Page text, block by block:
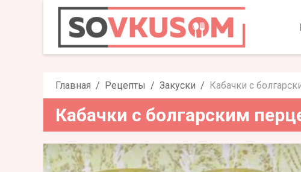
Кабачки с
Главная Рецепты Закуски Кабачки с
Кабачки с болгарским